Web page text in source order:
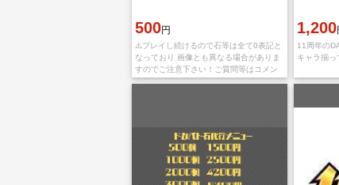
500円
⚠️プレイし続けるので石等は全て0表記と
なっており 画像とも異なる場合がありま
すのでご注意下さい！ご質問等はコメン
トでお願い致します！ ⚠️Apple ID・
1,200
11周年の
キャラ揃っ